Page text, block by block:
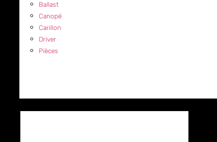
Ballast
Canopé
Carillon
Driver
Pièces